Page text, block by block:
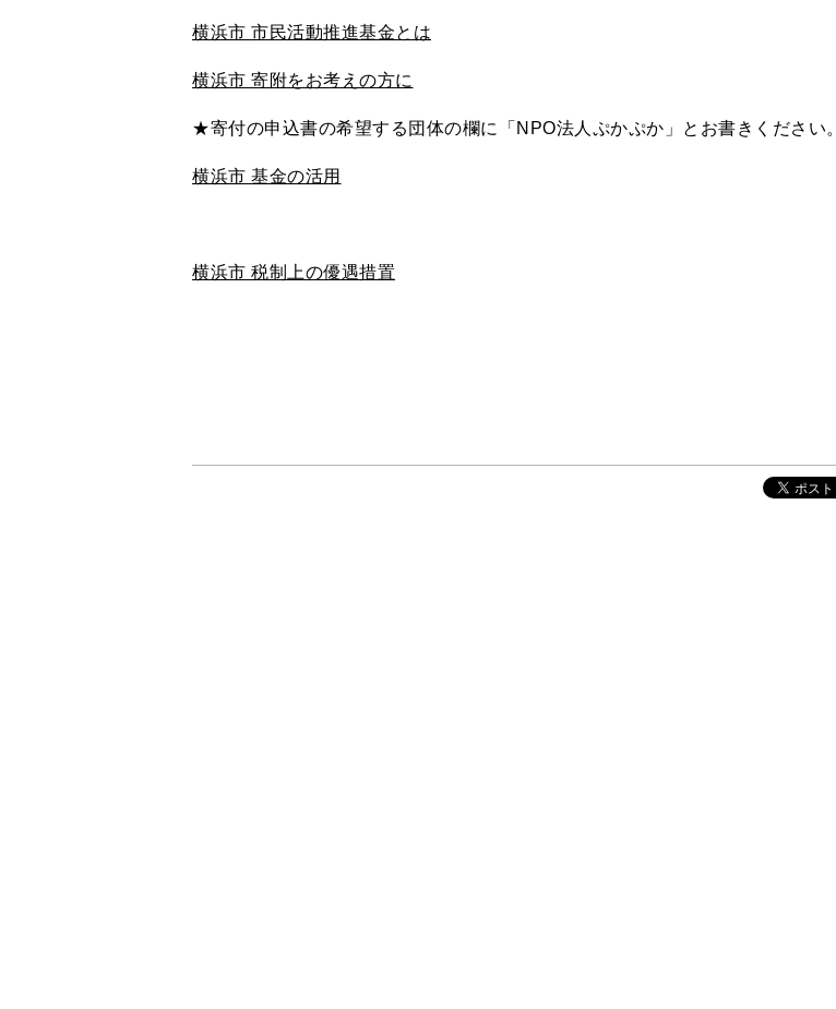
横浜市 市民活動推進基金とは
横浜市 寄附をお考えの方に
★寄付の申込書の希望する団体の欄に「NPO法人ぷかぷか」とお書きください。
横浜市 基金の活用
横浜市 税制上の優遇措置